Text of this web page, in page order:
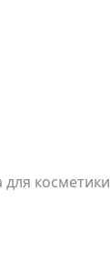
для косметики